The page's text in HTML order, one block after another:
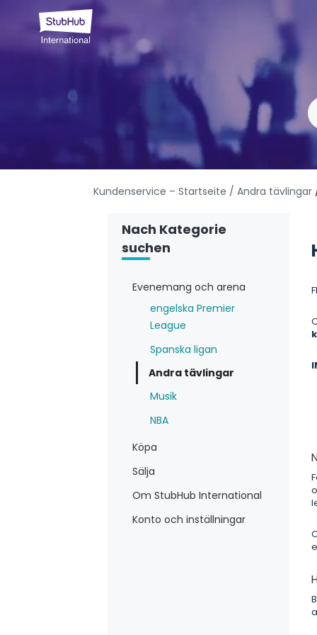
Kundenservice – Startseite / Andra tävlingar
Nach Kategorie
suchen
Evenemang och arena
engelska Premier
League
Spanska ligan
Andra tävlingar
Musik
NBA
Köpa
Sälja
Om StubHub International
Konto och inställningar